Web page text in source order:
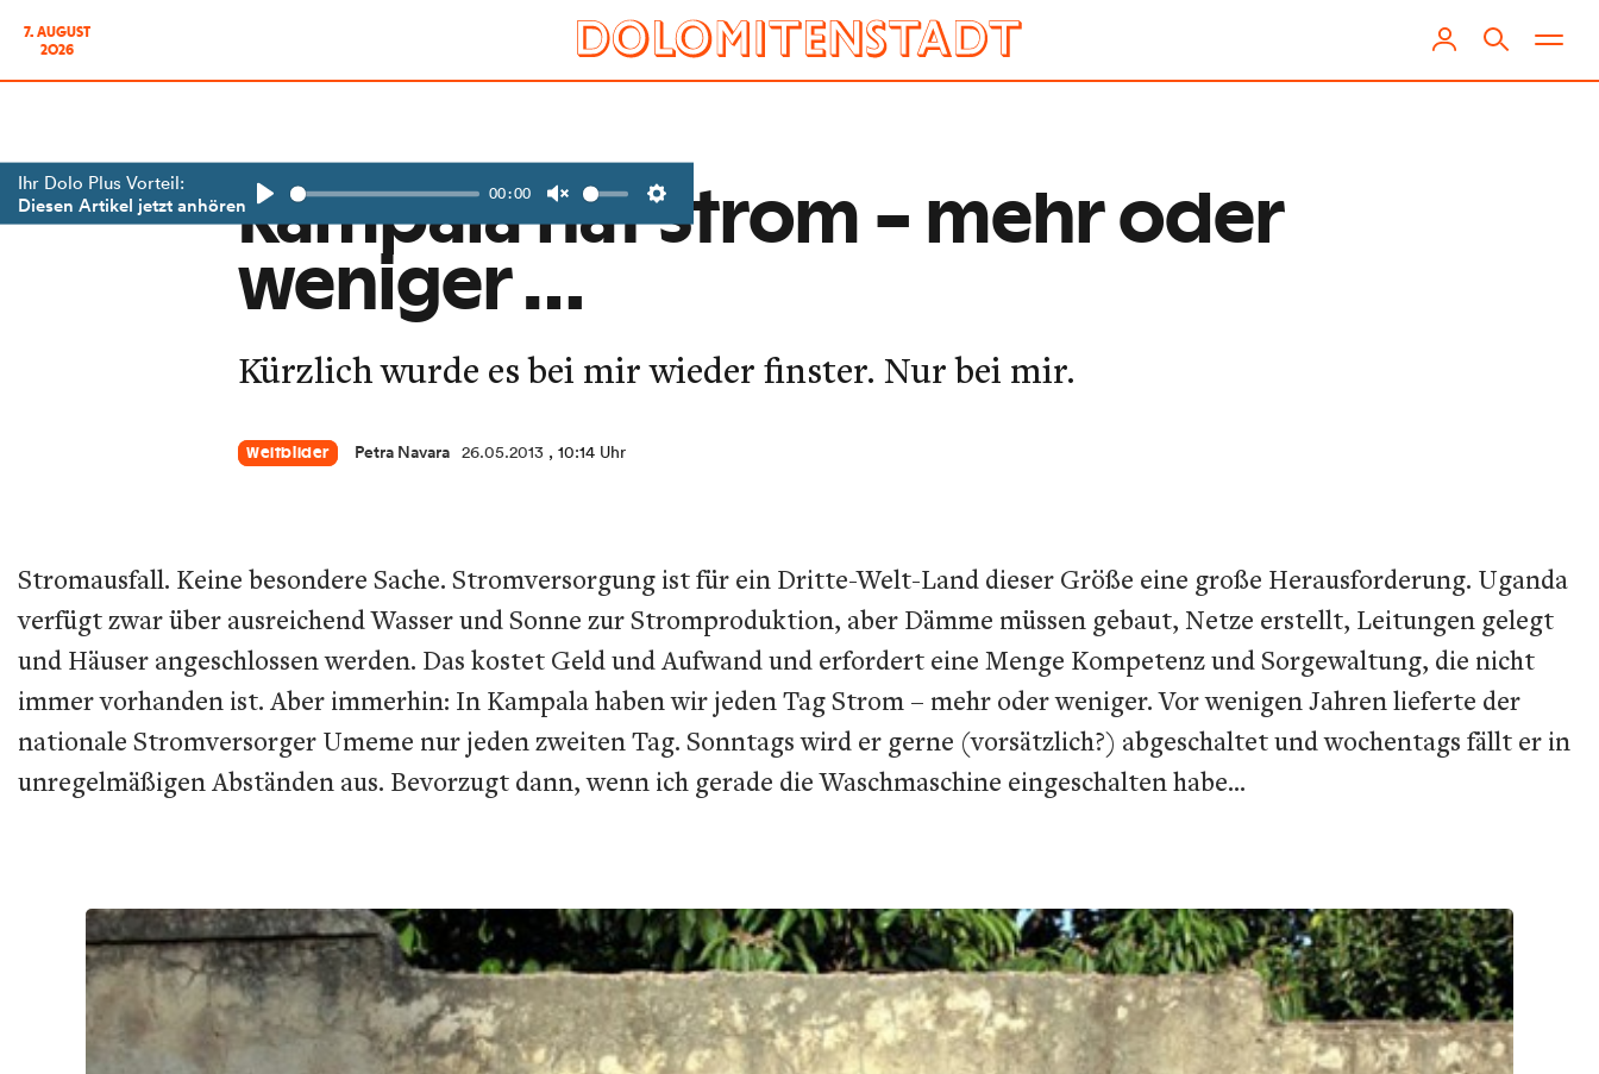
7. AUGUST
2026
Ihr Dolo Plus Vorteil:
Diesen Artikel jetzt anhören
Play
00:00
Unmute Settings
Kampala hat Strom – mehr oder
weniger …
Kürzlich wurde es bei mir wieder finster. Nur bei mir.
Weltbilder Petra Navara 26.05.2013 , 10:14 Uhr
Stromausfall. Keine besondere Sache. Stromversorgung ist für ein Dritte-Welt-Land dieser Größe eine große Herausforderung. Uganda
verfügt zwar über ausreichend Wasser und Sonne zur Stromproduktion, aber Dämme müssen gebaut, Netze erstellt, Leitungen gelegt
und Häuser angeschlossen werden. Das kostet Geld und Aufwand und erfordert eine Menge Kompetenz und Sorgewaltung, die nicht
immer vorhanden ist. Aber immerhin: In Kampala haben wir jeden Tag Strom – mehr oder weniger. Vor wenigen Jahren lieferte der
nationale Stromversorger Umeme nur jeden zweiten Tag. Sonntags wird er gerne (vorsätzlich?) abgeschaltet und wochentags fällt er in
unregelmäßigen Abständen aus. Bevorzugt dann, wenn ich gerade die Waschmaschine eingeschalten habe…